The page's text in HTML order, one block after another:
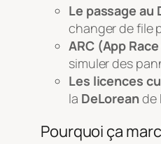
Le passage
changer de file
ARC (App
simuler des
Les licences
la DeLoreande
Pourquoi ça